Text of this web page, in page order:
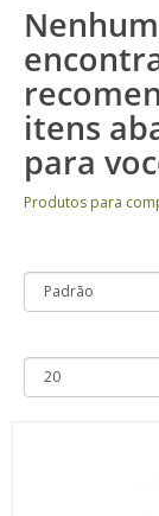
itens
para
Produtos para